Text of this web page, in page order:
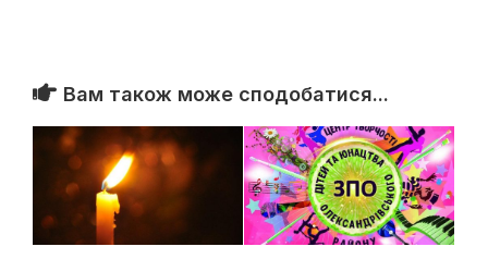
Вам також може сподобатися...